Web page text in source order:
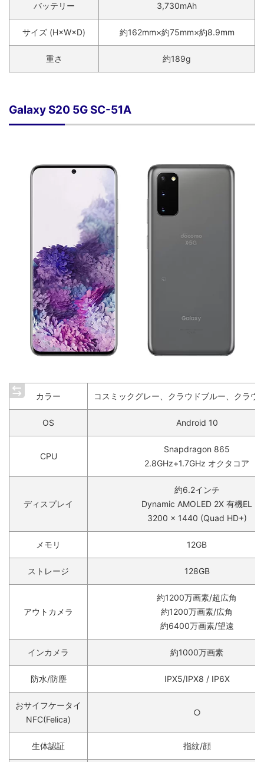
バッテリー 3,730mAh
サイズ (H×W×D) 約162mm×約75mm×約8.9mm
重さ 約189g
Galaxy S20 5G SC-51A
カラー コスミックグレー、クラウドブルー、クラウ
OS Android 10
CPU
Snapdragon 865
2.8GHz+1.7GHz オクタコア
ディスプレイ
約6.2インチ
Dynamic AMOLED 2X 有機EL
3200 x 1440 (Quad HD+)
メモリ 12GB
ストレージ 128GB
アウトカメラ
約1200万画素/超広角
約1200万画素/広角
約6400万画素/望遠
インカメラ 約1000万画素
防水/防塵 IPX5/IPX8 / IP6X
おサイフケータイ
NFC(Felica)
○
生体認証 指紋/顔